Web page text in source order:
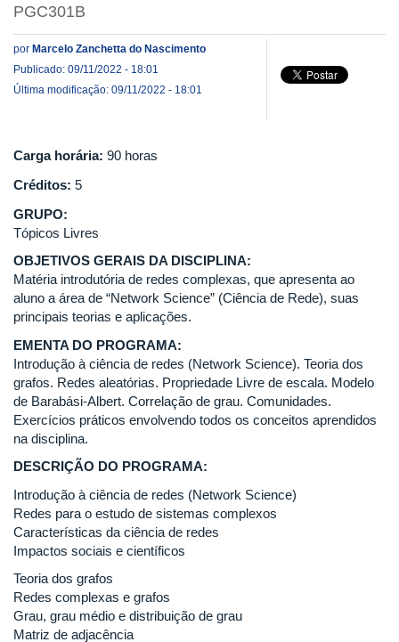
PGC301B
por Marcelo Zanchetta do Nascimento
Publicado: 09/11/2022 - 18:01
Última modificação: 09/11/2022 - 18:01
Carga horária: 90 horas
Créditos: 5
GRUPO:
Tópicos Livres
OBJETIVOS GERAIS DA DISCIPLINA:
Matéria introdutória de redes complexas, que apresenta ao
aluno a área de “Network Science” (Ciência de Rede), suas
principais teorias e aplicações.
EMENTA DO PROGRAMA:
Introdução à ciência de redes (Network Science). Teoria dos
grafos. Redes aleatórias. Propriedade Livre de escala. Modelo
de Barabási-Albert. Correlação de grau. Comunidades.
Exercícios práticos envolvendo todos os conceitos aprendidos
na disciplina.
DESCRIÇÃO DO PROGRAMA:
Introdução à ciência de redes (Network Science)
Redes para o estudo de sistemas complexos
Características da ciência de redes
Impactos sociais e científicos
Teoria dos grafos
Redes complexas e grafos
Grau, grau médio e distribuição de grau
Matriz de adjacência